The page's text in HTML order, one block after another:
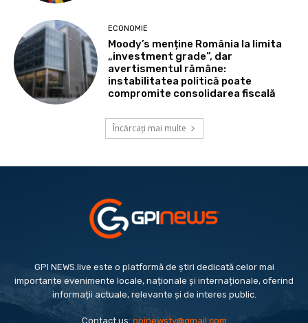
ECONOMIE
Moody’s menține România la limita
„investment grade”, dar
avertismentul rămâne:
instabilitatea politică poate
compromite consolidarea fiscală
Încărcați mai multe
GPI NEWS.live este o platformă de știri dedicată celor mai
importante evenimente locale, naționale și internaționale, oferind
informații actuale, relevante și de interes public.
Contact us:gpinewstv@gmail.com